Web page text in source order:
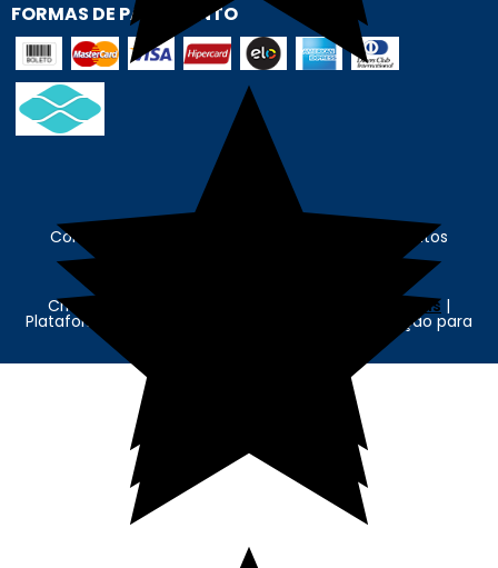
FORMAS DE PAGAMENTO
Contábil Store - © Contábil Store. Todos os Direitos
Criação e Desenvolvimento Agência New Humans |
Plataforma - Tecnologia e Comunicação para